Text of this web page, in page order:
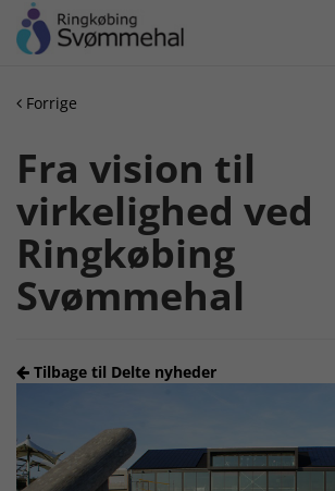
Forrige
Fra vision til
virkelighed ved
Ringkøbing
Svømmehal
Tilbage til Delte nyheder